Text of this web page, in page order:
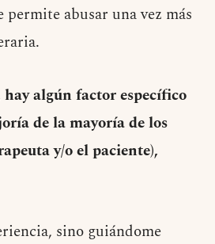
permite abusar una vez más
algún factor específico
de la mayoría de los
y/o el paciente),
sino guiándome